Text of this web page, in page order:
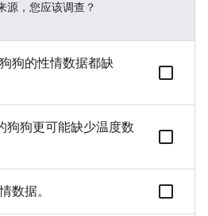
源，您应该调查？
狗的性情数据都缺
狗狗更可能缺少温度数
数据。